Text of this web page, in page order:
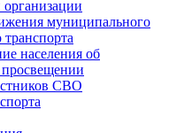
муниципального
населения об
просвещении
СВО